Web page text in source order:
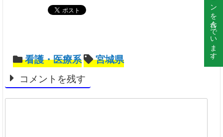
看護・医療系
宮城県
コメントを残す